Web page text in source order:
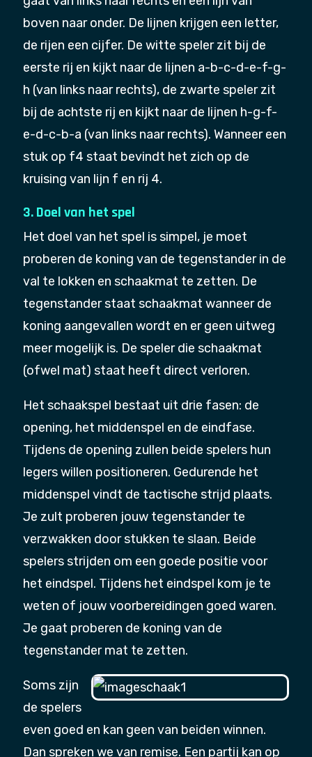
boven naar onder. De lijnen krijgen een letter,
de rijen een cijfer. De witte speler zit bij de
eerste rij en kijkt naar de lijnen a-b-c-d-e-f-g-
h (van links naar rechts), de zwarte speler zit
bij de achtste rij en kijkt naar de lijnen h-g-f-
e-d-c-b-a (van links naar rechts). Wanneer een
stuk op f4 staat bevindt het zich op de
kruising van lijn f en rij 4.
3. Doel van het spel
Het doel van het spel is simpel, je moet
proberen de koning van de tegenstander in de
val te lokken en schaakmat te zetten. De
tegenstander staat schaakmat wanneer de
koning aangevallen wordt en er geen uitweg
meer mogelijk is. De speler die schaakmat
(ofwel mat) staat heeft direct verloren.
Het schaakspel bestaat uit drie fasen: de
opening, het middenspel en de eindfase.
Tijdens de opening zullen beide spelers hun
legers willen positioneren. Gedurende het
middenspel vindt de tactische strijd plaats.
Je zult proberen jouw tegenstander te
verzwakken door stukken te slaan. Beide
spelers strijden om een goede positie voor
het eindspel. Tijdens het eindspel kom je te
weten of jouw voorbereidingen goed waren.
Je gaat proberen de koning van de
tegenstander mat te zetten.
Soms zijn
de spelers
even goed en kan geen van beiden winnen.
Dan spreken we van remise. Een partij kan op